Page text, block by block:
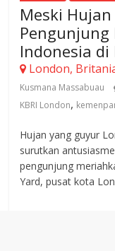
Meski
Pengunjung
Indonesia di
London,
Kusmana Massabuau
KBRI London,
Hujan yang guyur
surutkan
pengunjung
Yard, pusat kota